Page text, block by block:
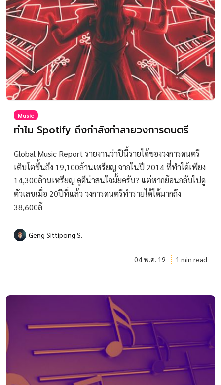
Music
ทำไม Spotify ถึงกำลังทำลายวงการดนตรี
Global Music Report รายงานว่าปีนี้รายได้ของวงการดนตรี
เติบโตขึ้นถึง 19,100ล้านเหรียญ จากในปี 2014 ที่ทำได้เพียง
14,300ล้านเหรียญ ดูดีน่าสนใจมั้ยครับ? แต่หากย้อนกลับไปดู
ตัวเลขเมื่อ 20ปีที่แล้ว วงการดนตรีทำรายได้ได้มากถึง
38,600ล้
Geng Sittipong S.
04 พ.ค. 19 1 min read